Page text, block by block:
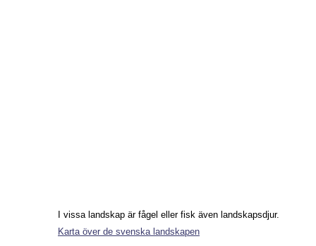
I vissa landskap är fågel eller fisk även landskapsdjur.
Karta över de svenska landskapen